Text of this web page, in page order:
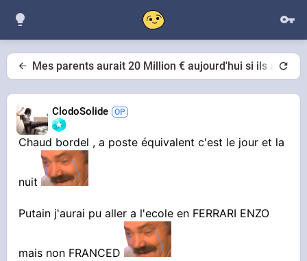
Mes parents aurait 20 Million € aujourd'hui si ils avait
ClodoSolide
Chaud bordel , a poste équivalent c'est le jour et la
nuit
Putain j'aurai pu aller a l'ecole en FERRARI ENZO
mais non FRANCED